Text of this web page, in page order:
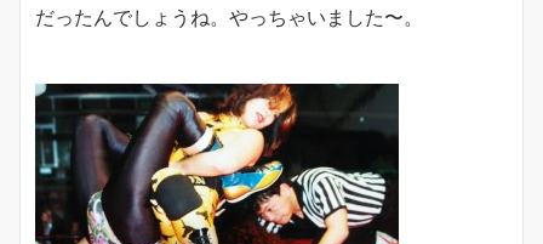
だったんでしょうね。やっちゃいました〜。